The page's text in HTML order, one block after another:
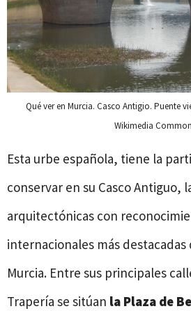
Qué ver en Murcia. Casco Antigio. Puente
Wikimedia
Esta urbe española, tiene la
conservar en su Casco Antiguo,
arquitectónicas con
internacionales más destacadas
Murcia. Entre sus principales
Trapería se sitúan la Plaza de